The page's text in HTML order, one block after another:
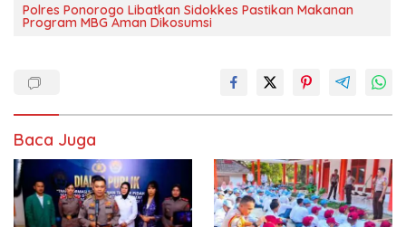
Polres Ponorogo Libatkan Sidokkes Pastikan Makanan
Program MBG Aman Dikosumsi
Baca Juga